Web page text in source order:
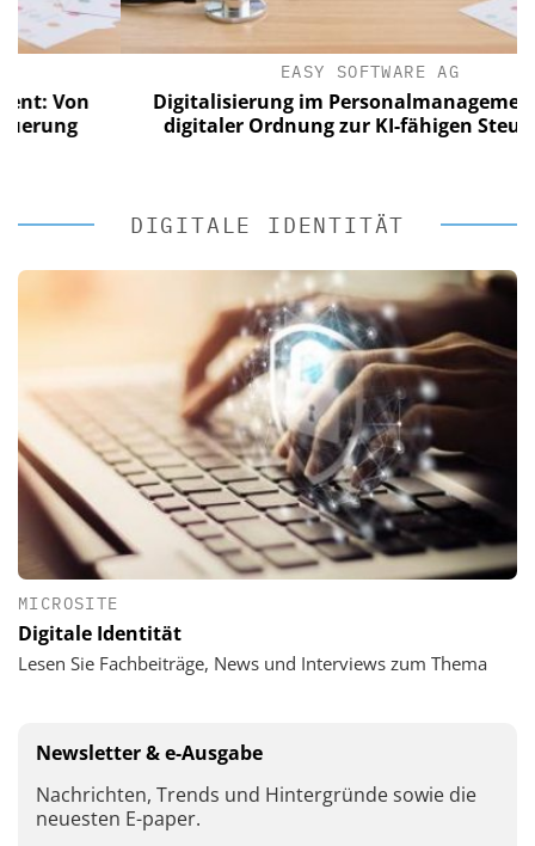
EASY SOFTWARE AG
Digitalisierung im Personalmanagement:
digitaler Ordnung zur KI-fähigen Steuerung
DIGITALE IDENTITÄT
MICROSITE
Digitale Identität
Lesen Sie Fachbeiträge, News und Interviews zum Thema
Newsletter & e-Ausgabe
Nachrichten, Trends und Hintergründe sowie die
neuesten E-paper.